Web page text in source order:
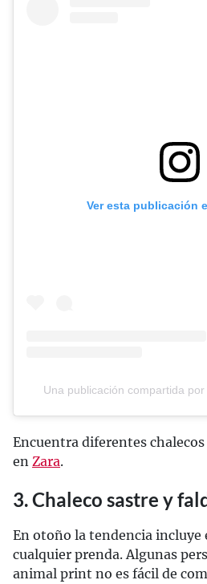
Ver esta publicación
Una publicación compartida
Encuentra diferentes
en Zara.
3. Chaleco sastre y
En otoño la tendencia
cualquier prenda. Algunas
animal print no es fácil de